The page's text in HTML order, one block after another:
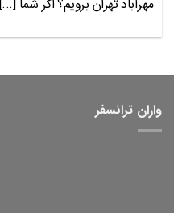
مهرآباد تهران برویم؟ اگر شما [...]
واران ترانسفر